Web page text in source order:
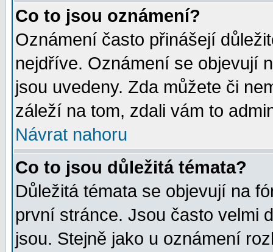
Co to jsou oznámení?
Oznámení často přinášejí
nejdříve. Oznámení se objevují
jsou uvedeny. Zda můžete či
záleží na tom, zdali vám to
Návrat nahoru
Co to jsou důležitá témata?
Důležitá témata se objevují na
první stránce. Jsou často velmi
jsou. Stejně jako u oznámení